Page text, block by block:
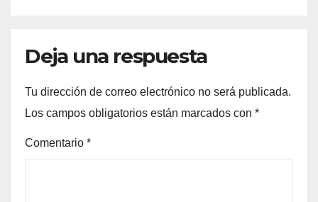
Deja una respuesta
Tu dirección de correo electrónico no será publicada.
Los campos obligatorios están marcados con *
Comentario *